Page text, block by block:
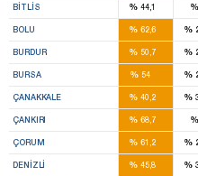
BITLIS %44,1 %
BOLU %62,6 %
BURDUR %50,7 %
BURSA % 54 %
ÇANAKKALE %40,2 %
ÇANKIRI %68,7 %
ÇORUM %61,2 %
DENIZLI %45,8 %